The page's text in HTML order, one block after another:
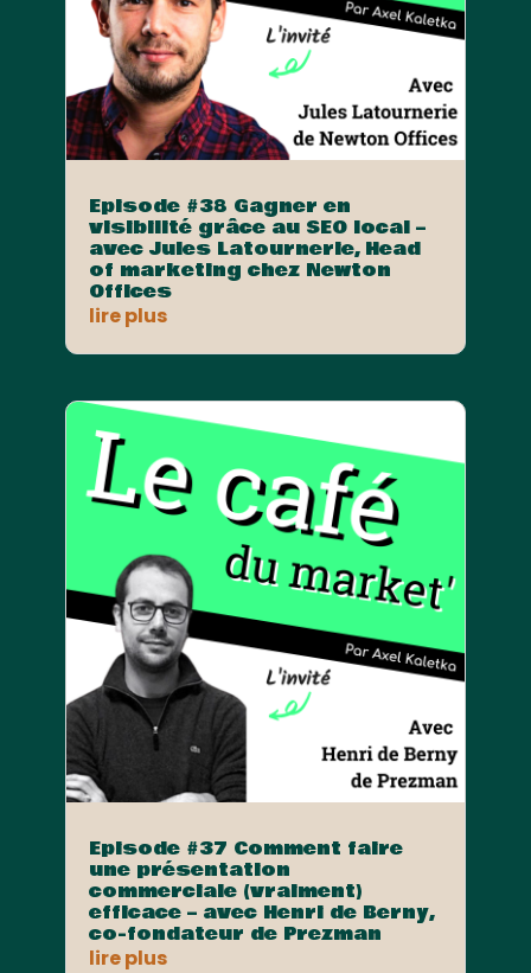
Episode #38 Gagner en
visibilité grâce au SEO local –
avec Jules Latournerie, Head
of marketing chez Newton
Offices
lire plus
Episode #37 Comment faire
une présentation
commerciale (vraiment)
efficace – avec Henri de Berny,
co-fondateur de Prezman
lire plus